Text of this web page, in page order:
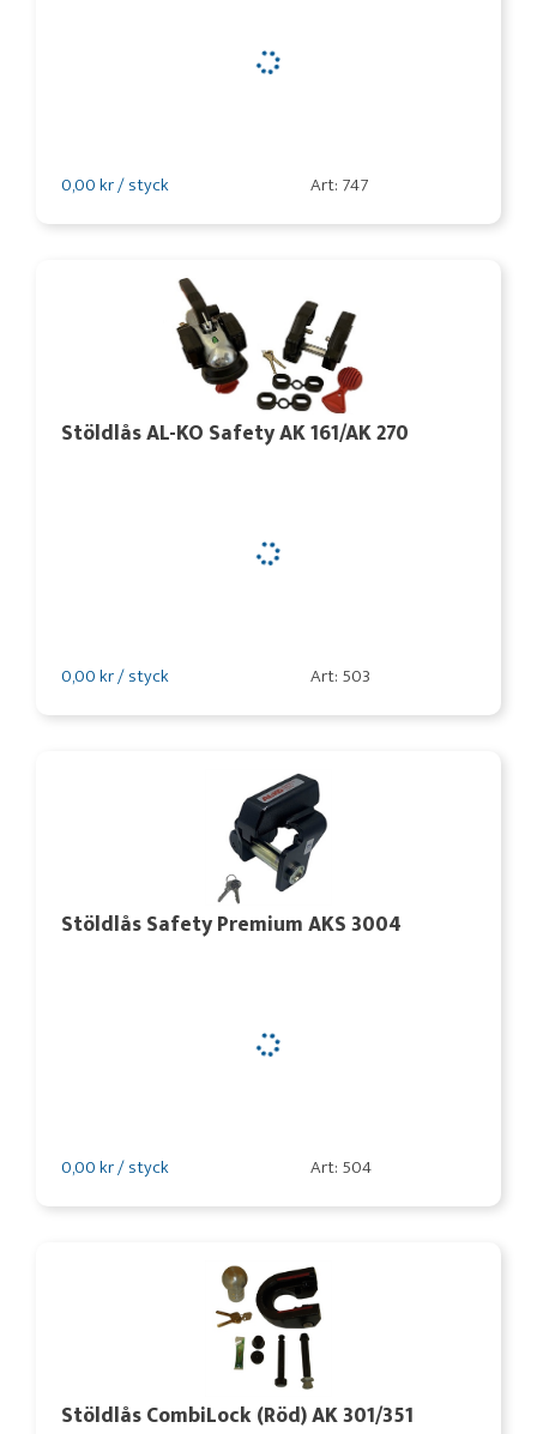
0,00 kr / styck Art: 747
Stöldlås AL-KO Safety AK 161/AK 270
0,00 kr / styck Art: 503
Stöldlås Safety Premium AKS 3004
0,00 kr / styck Art: 504
Stöldlås CombiLock (Röd) AK 301/351